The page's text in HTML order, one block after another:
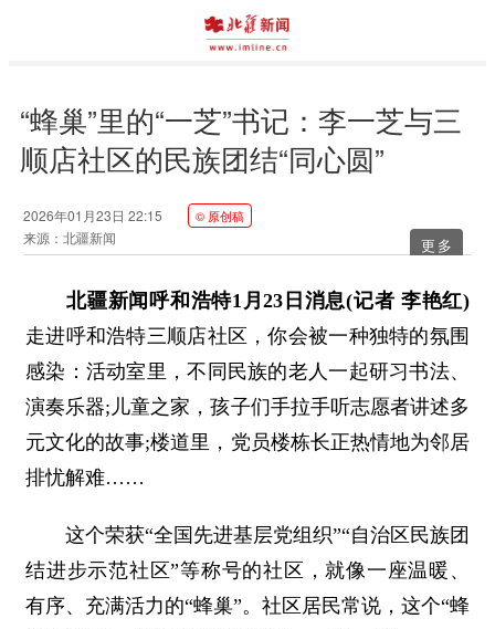
“蜂巢”里的“一芝”书记：李一芝与三
顺店社区的民族团结“同心圆”
2026年01月23日 22:15
来源：北疆新闻
© 原创稿
更多
北疆新闻呼和浩特1月23日消息(记者 李艳红)
走进呼和浩特三顺店社区，你会被一种独特的氛围
感染：活动室里，不同民族的老人一起研习书法、
演奏乐器;儿童之家，孩子们手拉手听志愿者讲述多
元文化的故事;楼道里，党员楼栋长正热情地为邻居
排忧解难……
这个荣获“全国先进基层党组织”“自治区民族团
结进步示范社区”等称号的社区，就像一座温暖、
有序、充满活力的“蜂巢”。社区居民常说，这个“蜂